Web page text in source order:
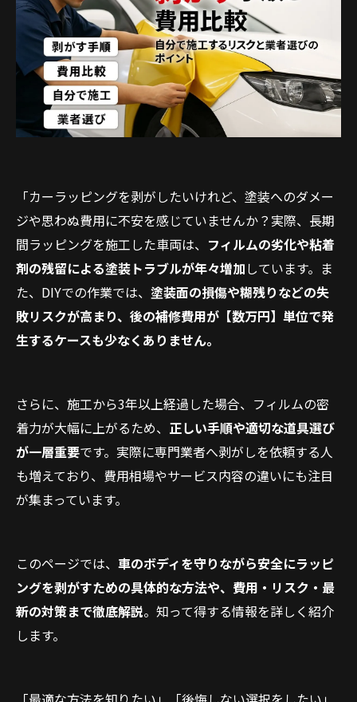
「カーラッピングを剥がしたいけれど、塗装へのダメー
ジや思わぬ費用に不安を感じていませんか？実際、長期
間ラッピングを施工した車両は、 フィルムの劣化や粘着
剤の残留による塗装トラブルが年々増加しています。ま
た、DIYでの作業では、 塗装面の損傷や糊残りなどの失
敗リスクが高まり、後の補修費用が【数万円】単位で発
生するケースも少なくありません。
さらに、施工から3年以上経過した場合、フィルムの密
着力が大幅に上がるため、 正しい手順や適切な道具選び
が一層重要です。実際に専門業者へ剥がしを依頼する人
も増えており、費用相場やサービス内容の違いにも注目
が集まっています。
このページでは、 車のボディを守りながら安全にラッピ
ングを剥がすための具体的な方法や、費用・リスク・最
新の対策まで徹底解説。知って得する情報を詳しく紹介
します。